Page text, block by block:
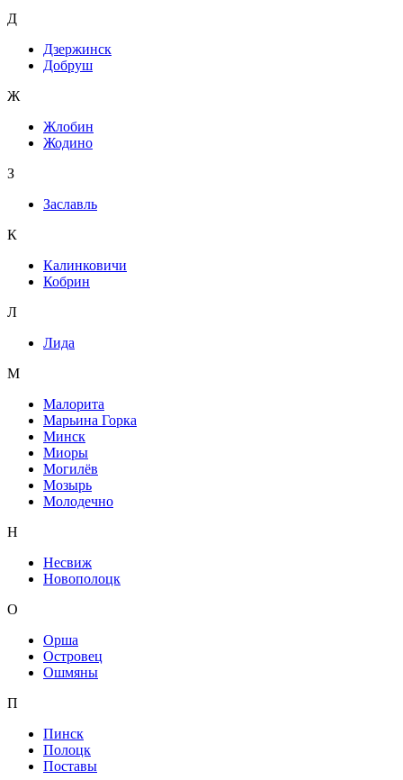
Д
Дзержинск
Добруш
Ж
Жлобин
Жодино
З
Заславль
К
Калинковичи
Кобрин
Л
Лида
М
Малорита
Марьина Горка
Минск
Миоры
Могилёв
Мозырь
Молодечно
Н
Несвиж
Новополоцк
О
Орша
Островец
Ошмяны
П
Пинск
Полоцк
Поставы